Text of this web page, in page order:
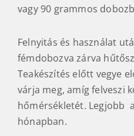
vagy 90 grammos
Felnyitás és használat
fémdobozva zárva
Teakészítés előtt vegye
várja meg, amíg felveszi
hőmérsékletét. Legjobb
hónapban.